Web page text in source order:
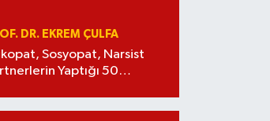
DR. EKREM ÇULFA
Sosyopat, Narsist
Yaptığı 50